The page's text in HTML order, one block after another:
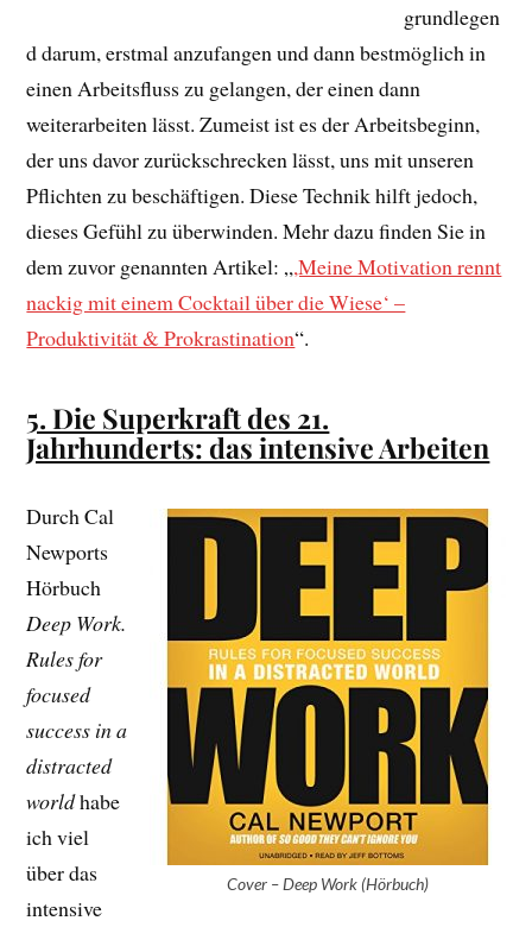
grundlegen
d darum, erstmal anzufangen und dann bestmöglich in
einen Arbeitsfluss zu gelangen, der einen dann
weiterarbeiten lässt. Zumeist ist es der Arbeitsbeginn,
der uns davor zurückschrecken lässt, uns mit unseren
Pflichten zu beschäftigen. Diese Technik hilft jedoch,
dieses Gefühl zu überwinden. Mehr dazu finden Sie in
dem zuvor genannten Artikel: „,Meine Motivation rennt
nackig mit einem Cocktail über die Wiese‘ –
Produktivität & Prokrastination“.
5. Die Superkraft des 21.
Jahrhunderts: das intensive Arbeiten
Cover – Deep Work (Hörbuch)
Durch Cal
Newports
Hörbuch
Deep Work.
Rules for
focused
success in a
distracted
worldhabe
ich viel
über das
intensive